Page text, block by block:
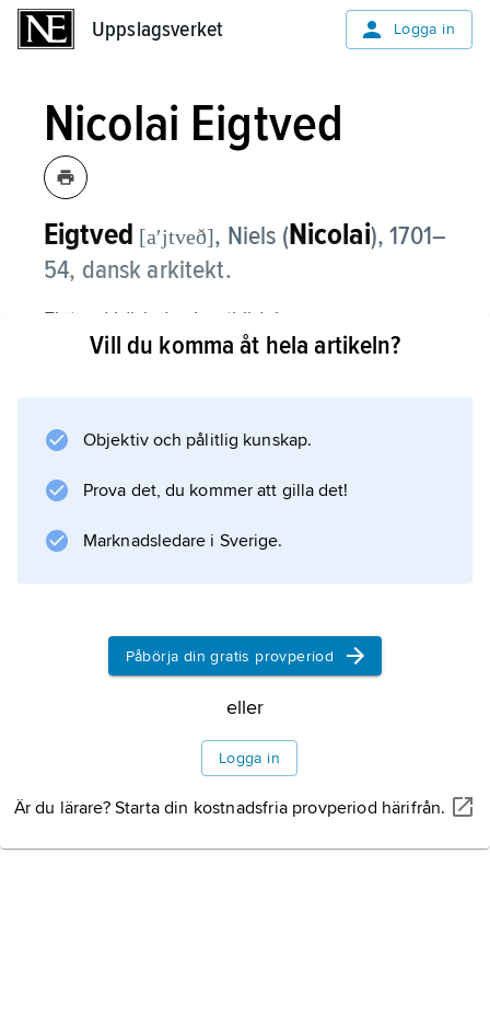
Uppslagsverket Logga in
Nicolai Eigtved
Eigtved [aʹjtveð], Niels (Nicolai), 1701–
54, dansk arkitekt.
Eigtved började sin utbildning som
trädgårdsmästare och studerade 1723–35
den nya rokokostilen. Vid hemkomsten deltog
1737–40 och ansvarade där för viktiga
interiörer, slottskyrkan samt ridbanan med
Marmorbron, som förde över till
Information om artikeln
Vill du komma åt hela artikeln?
Objektiv och pålitlig kunskap.
Prova det, du kommer att gilla det!
Marknadsledare i Sverige.
Påbörja din gratis provperiod
eller
Logga in
Är du lärare? Starta din kostnadsfria provperiod härifrån.